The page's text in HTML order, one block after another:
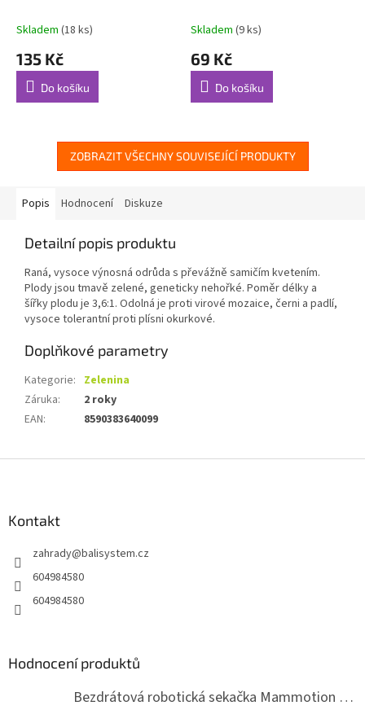
Skladem (18 ks)
135 Kč
Do košíku
Skladem (9 ks)
69 Kč
Do košíku
ZOBRAZIT VŠECHNY SOUVISEJÍCÍ PRODUKTY
Popis Hodnocení Diskuze
Detailní popis produktu
Raná, vysoce výnosná odrůda s převážně samičím kvetením.
Plody jsou tmavě zelené, geneticky nehořké. Poměr délky a
šířky plodu je 3,6:1. Odolná je proti virové mozaice, černi a padlí,
vysoce tolerantní proti plísni okurkové.
Doplňkové parametry
Kategorie: Zelenina
Záruka:
2 roky
EAN: 8590383640099
Kontakt
zahrady@balisystem.cz
604984580
604984580
Hodnocení produktů
Bezdrátová robotická sekačka Mammotion LUBA mini 2 1500